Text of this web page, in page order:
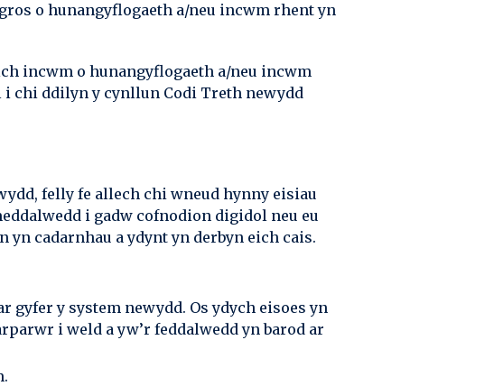
o hunangyflogaeth a/neu incwm rhent yn
incwm o hunangyflogaeth a/neu incwm
i chi ddilyn y cynllun Codi Treth newydd
felly fe allech chi wneud hynny eisiau
i gadw cofnodion digidol neu eu
yn cadarnhau a ydynt yn derbyn eich cais.
y system newydd. Os ydych eisoes yn
i weld a yw’r feddalwedd yn barod ar